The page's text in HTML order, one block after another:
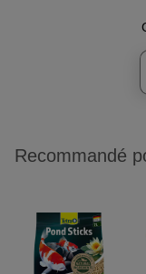
Recommandé